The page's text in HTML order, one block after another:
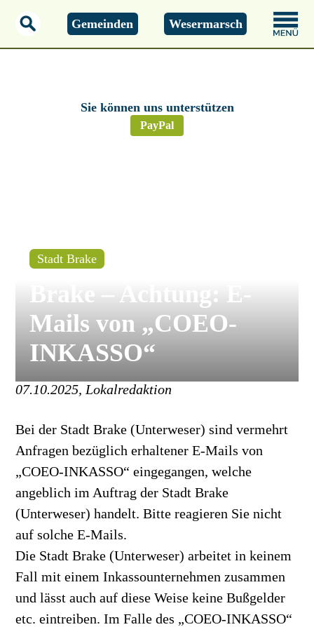
Gemeinden Wesermarsch
Sie können uns unterstützen
PayPal
Stadt Brake
Brake – Achtung: E-
Mails von „COEO-
INKASSO“
07.10.2025, Lokalredaktion
Bei der Stadt Brake (Unterweser) sind vermehrt
Anfragen bezüglich erhaltener E-Mails von
„COEO-INKASSO“ eingegangen, welche
angeblich im Auftrag der Stadt Brake
(Unterweser) handelt. Bitte reagieren Sie nicht
auf solche E-Mails.
Die Stadt Brake (Unterweser) arbeitet in keinem
Fall mit einem Inkassounternehmen zusammen
und lässt auch auf diese Weise keine Bußgelder
etc. eintreiben. Im Falle des „COEO-INKASSO“